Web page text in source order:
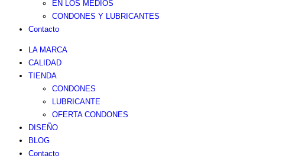
EN LOS MEDIOS
CONDONES Y LUBRICANTES
Contacto
LA MARCA
CALIDAD
TIENDA
CONDONES
LUBRICANTE
OFERTA CONDONES
DISEÑO
BLOG
Contacto